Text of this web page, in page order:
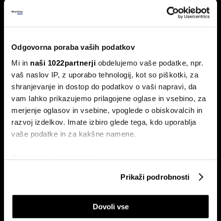
Odgovorna poraba vaših podatkov
Mi in naši 1022partnerji obdelujemo vaše podatke, npr.
vaš naslov IP, z uporabo tehnologij, kot so piškotki, za
shranjevanje in dostop do podatkov o vaši napravi, da
vam lahko prikazujemo prilagojene oglase in vsebino, za
merjenje oglasov in vsebine, vpoglede o obiskovalcih in
razvoj izdelkov. Imate izbiro glede tega, kdo uporablja
vaše podatke in za kakšne namene.
Če dovolite, želimo tudi:
Zbirati informacije o vaši geografski lokaciji, ki so
Identificirati napravo z aktivnim preverjanjem
lastnosti (odčitavanje prstnih odtisov)
Prikaži podrobnosti
Dovoli vse
Od kod prihaja dizel v Slovenijo in ali
bo cena še naprej rasla
Od začetka leta se je sod surove nafte brent podražil za
več kot 30 odstotkov. A potrošniki na bencinskih črpalkah
ne kupujejo surove nafte, temveč njihove derivate.
dveh desetletjih